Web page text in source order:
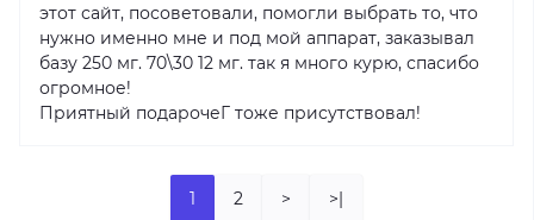
этот сайт, посоветовали, помогли выбрать то, что
нужно именно мне и под мой аппарат, заказывал
базу 250 мг. 70\30 12 мг. так я много курю, спасибо
огромное!
Приятный подарочеГ тоже присутствовал!
1 2 > >|